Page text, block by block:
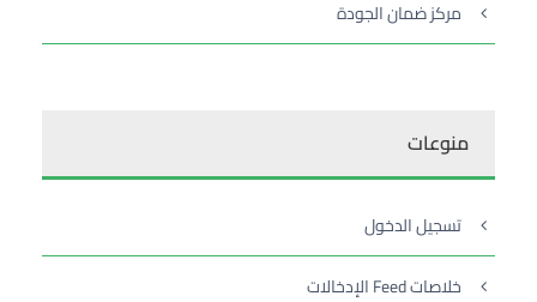
مركز ضمان الجودة
منوعات
تسجيل الدخول
خلاصات Feed الإدخالات